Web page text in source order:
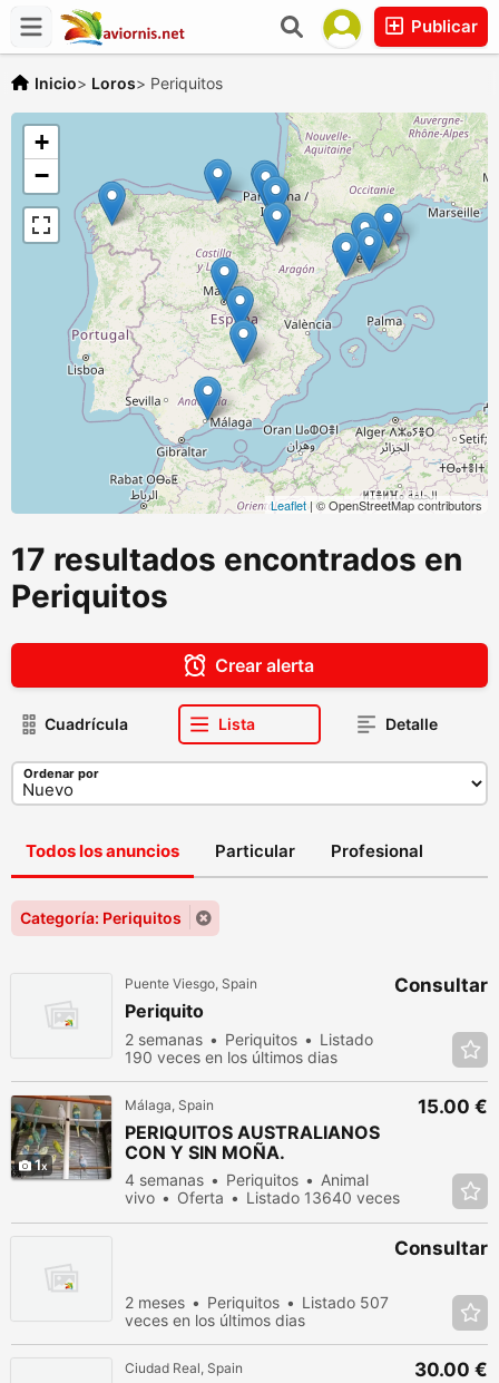
Publicar
Inicio> Loros> Periquitos
+
−
Leaflet | © OpenStreetMap contributors
17 resultados encontrados en
Periquitos
Crear alerta
Cuadrícula Lista Detalle
Ordenar por
Todos los anuncios Particular Profesional
Categoría: Periquitos
Puente Viesgo, Spain
Periquito
2 semanas Periquitos
Listado
190 veces en los últimos dias
Consultar
1
Málaga, Spain
PERIQUITOS AUSTRALIANOS
CON Y SIN MOÑA.
4 semanas Periquitos
Animal
vivo
Oferta
Listado 13640 veces
15.00 €
2 meses Periquitos
Listado 507
veces en los últimos dias
Consultar
Ciudad Real, Spain 30.00 €